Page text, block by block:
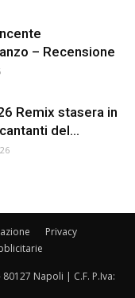
– Recensione
Remix stasera in
del...
Privacy
Napoli | C.F. P.Iva: